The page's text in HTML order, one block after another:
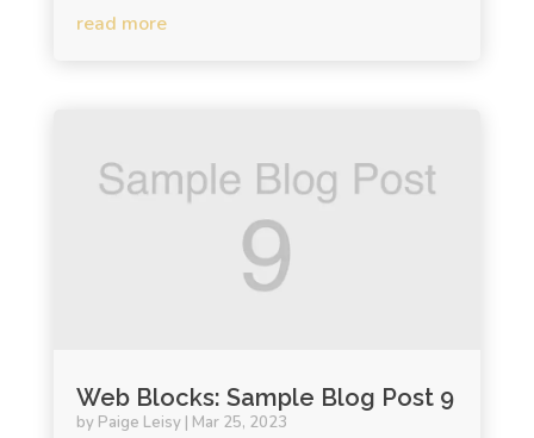
read more
Web Blocks: Sample Blog Post 9
by Paige Leisy| Mar 25, 2023